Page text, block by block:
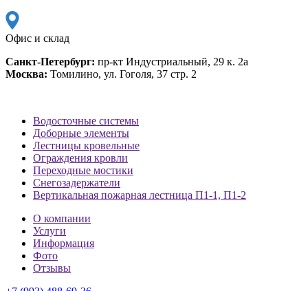
Офис и склад
Санкт-Петербург: пр-кт Индустриальный, 29 к. 2а
Москва: Томилино, ул. Гоголя, 37 стр. 2
Водосточные системы
Доборные элементы
Лестницы кровельные
Ограждения кровли
Переходные мостики
Снегозадержатели
Вертикальная пожарная лестница П1-1, П1-2
О компании
Услуги
Информация
Фото
Отзывы